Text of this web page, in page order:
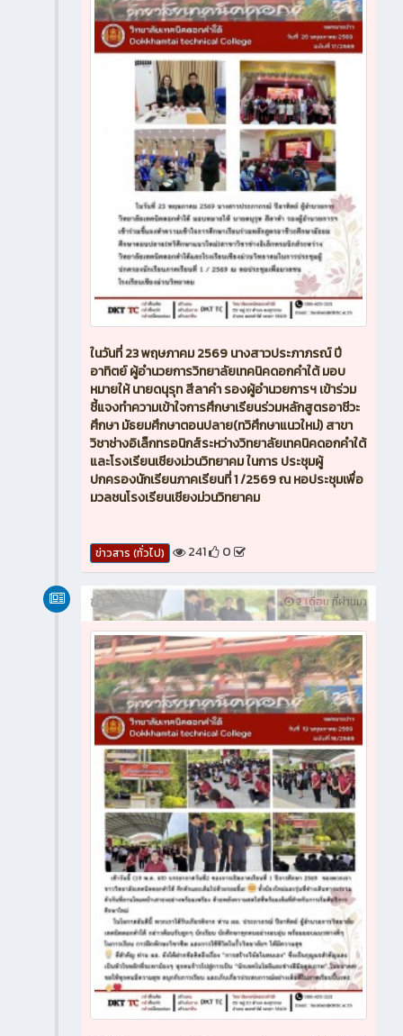
ในวันที่ 23 พฤษภาคม 2569 นางสาวประภาภรณ์ ปี
อาทิตย์ ผู้อำนวยการวิทยาลัยเทคนิคดอกคำใต้ มอบ
หมายให้ นายดนุรุท สีลาคำ รองผู้อำนวยการฯ เข้าร่วม
ชี้แจงทำความเข้าใจการศึกษาเรียนร่วมหลักสูตรอาชีวะ
ศึกษา มัธยมศึกษาตอนปลาย(ทวิศึกษาแนวใหม่) สาขา
วิชาช่างอิเล็กทรอนิกส์ระหว่างวิทยาลัยเทคนิคดอกคำใต้
และโรงเรียนเชียงม่วนวิทยาคม ในการ ประชุมผู้
ปกครองนักเรียนภาคเรียนที่ 1 /2569 ณ หอประชุมเพื่อ
มวลชนโรงเรียนเชียงม่วนวิทยาคม
ข่าวสาร (ทั่วไป) 241 0
2 เดือน ที่ผ่านมา
ข่าวสาร